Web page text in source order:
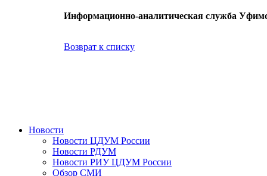
Информационно-аналитическая служба
Возврат к списку
Новости
Новости ЦДУМ России
Новости РДУМ
Новости РИУ ЦДУМ России
Обзор СМИ